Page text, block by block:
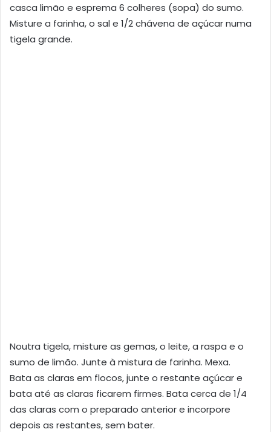
casca limão e esprema 6 colheres (sopa) do sumo.
Misture a farinha, o sal e 1/2 chávena de açúcar numa
tigela grande.
Noutra tigela, misture as gemas, o leite, a raspa e o
sumo de limão. Junte à mistura de farinha. Mexa.
Bata as claras em flocos, junte o restante açúcar e
bata até as claras ficarem firmes. Bata cerca de 1/4
das claras com o preparado anterior e incorpore
depois as restantes, sem bater.